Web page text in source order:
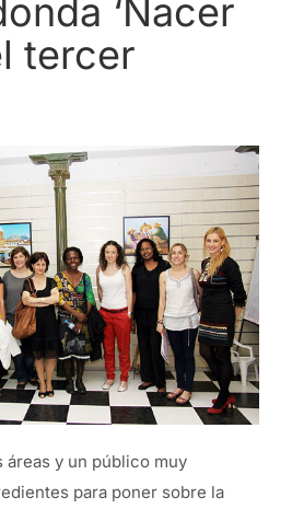
‘Nacer
tercer
áreas y un público muy
para poner sobre la